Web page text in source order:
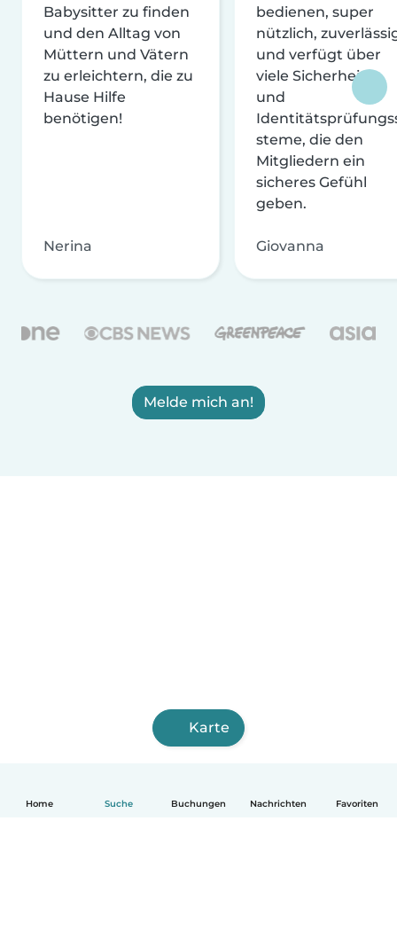
Home Suche Buchungen Nachrichten Favoriten
Babysitter zu finden
und den Alltag von
Müttern und Vätern
zu erleichtern, die zu
Hause Hilfe
benötigen!
Nerina
bedienen, super
nützlich,
und verfügt über
viele Sicherheits-
und
steme, die den
Mitgliedern ein
sicheres Gefühl
geben.
Giovanna
Melde mich an!
Karte